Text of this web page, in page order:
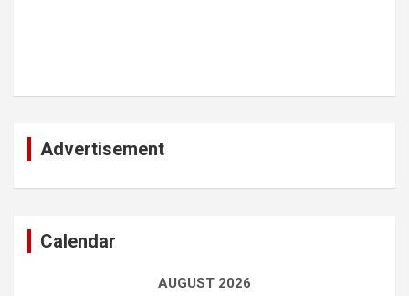
Advertisement
Calendar
AUGUST 2026